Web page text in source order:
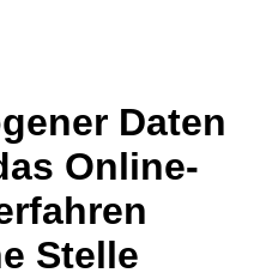
Daten
Online-
Stelle